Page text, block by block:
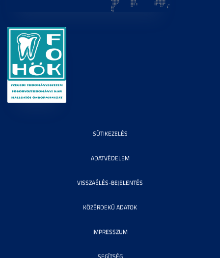
SÜTIKEZELÉS
ADATVÉDELEM
VISSZAÉLÉS-BEJELENTÉS
KÖZÉRDEKŰ ADATOK
IMPRESSZUM
SEGÍTSÉG